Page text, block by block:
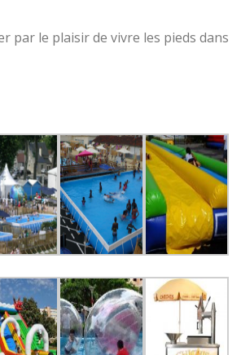
par le plaisir de vivre les pieds dans